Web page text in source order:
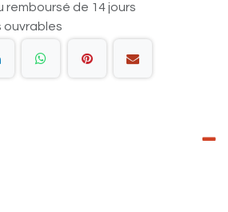
de 14 jours
ouvrables